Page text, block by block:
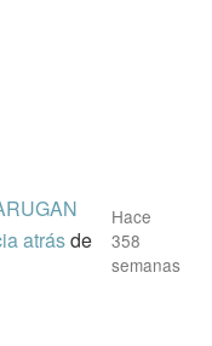
atrásde
Hace
358
semanas